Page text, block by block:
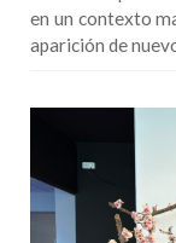
en un contexto
aparición de